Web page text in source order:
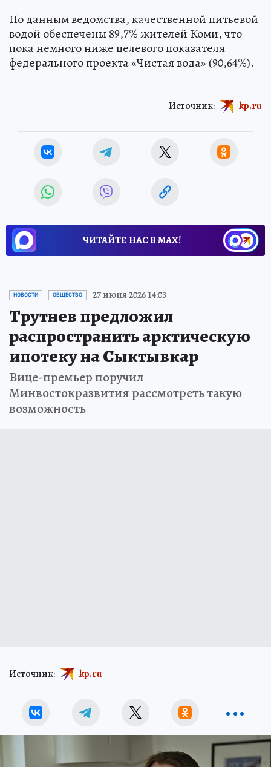
По данным ведомства, качественной питьевой
водой обеспечены 89,7% жителей Коми, что
пока немного ниже целевого показателя
федерального проекта «Чистая вода» (90,64%).
Источник: kp.ru
ЧИТАЙТЕ НАС В МАХ!
НОВОСТИ ОБЩЕСТВО 27 июня 2026 14:03
Трутнев предложил
распространить арктическую
ипотеку на Сыктывкар
Вице-премьер поручил
Минвостокразвития рассмотреть такую
возможность
Источник: kp.ru